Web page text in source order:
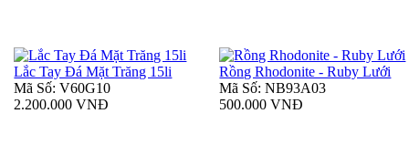
Lắc Tay Đá Mặt Trăng 15li
Mã Số: V60G10
2.200.000 VNĐ
Rồng Rhodonite - Ruby Lưới
Mã Số: NB93A03
500.000 VNĐ